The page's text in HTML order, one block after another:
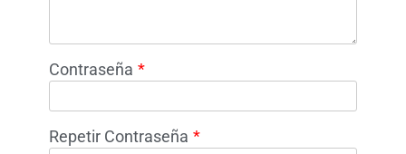
Contraseña *
Repetir Contraseña *